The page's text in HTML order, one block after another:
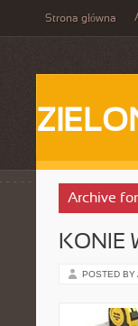
Strona główna
Archive
KONIE
POSTED BY